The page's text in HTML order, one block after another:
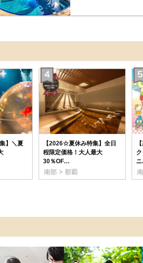
】＼夏
【2026☆夏休み特集】全日
程限定価格！大人最大
30％OF…
南部 > 那覇